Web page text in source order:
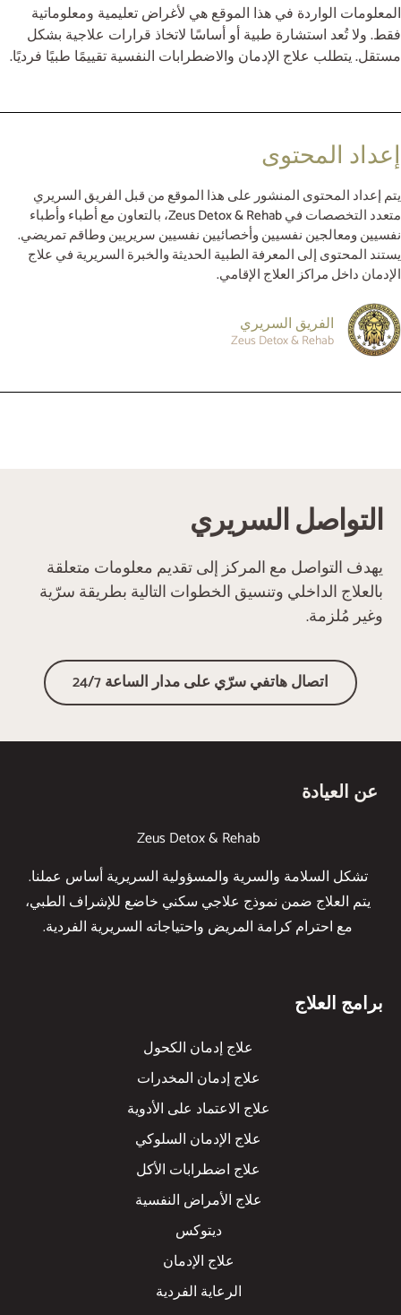
المعلومات الواردة في هذا الموقع هي لأغراض تعليمية ومعلوماتية
فقط. ولا تُعد استشارة طبية أو أساسًا لاتخاذ قرارات علاجية بشكل
مستقل. يتطلب علاج الإدمان والاضطرابات النفسية تقييمًا طبيًا فرديًا.
إعداد المحتوى
يتم إعداد المحتوى المنشور على هذا الموقع من قبل الفريق السريري
متعدد التخصصات في Zeus Detox & Rehab، بالتعاون مع أطباء وأطباء
نفسيين ومعالجين نفسيين وأخصائيين نفسيين سريريين وطاقم تمريضي.
يستند المحتوى إلى المعرفة الطبية الحديثة والخبرة السريرية في علاج
الإدمان داخل مراكز العلاج الإقامي.
الفريق السريري
Zeus Detox & Rehab
‏التواصل السريري
يهدف التواصل مع المركز إلى تقديم معلومات متعلقة
بالعلاج الداخلي وتنسيق الخطوات التالية بطريقة سرّية
وغير مُلزمة.
‏اتصال هاتفي سرّي على مدار الساعة 24/7
عن العيادة
Zeus Detox & Rehab
تشكل السلامة والسرية والمسؤولية السريرية أساس عملنا.
يتم العلاج ضمن نموذج علاجي سكني خاضع للإشراف الطبي،
مع احترام كرامة المريض واحتياجاته السريرية الفردية.
برامج العلاج
علاج إدمان الكحول
علاج إدمان المخدرات
علاج الاعتماد على الأدوية
علاج الإدمان السلوكي
علاج اضطرابات الأكل
علاج الأمراض النفسية
ديتوكس
علاج الإدمان
الرعاية الفردية